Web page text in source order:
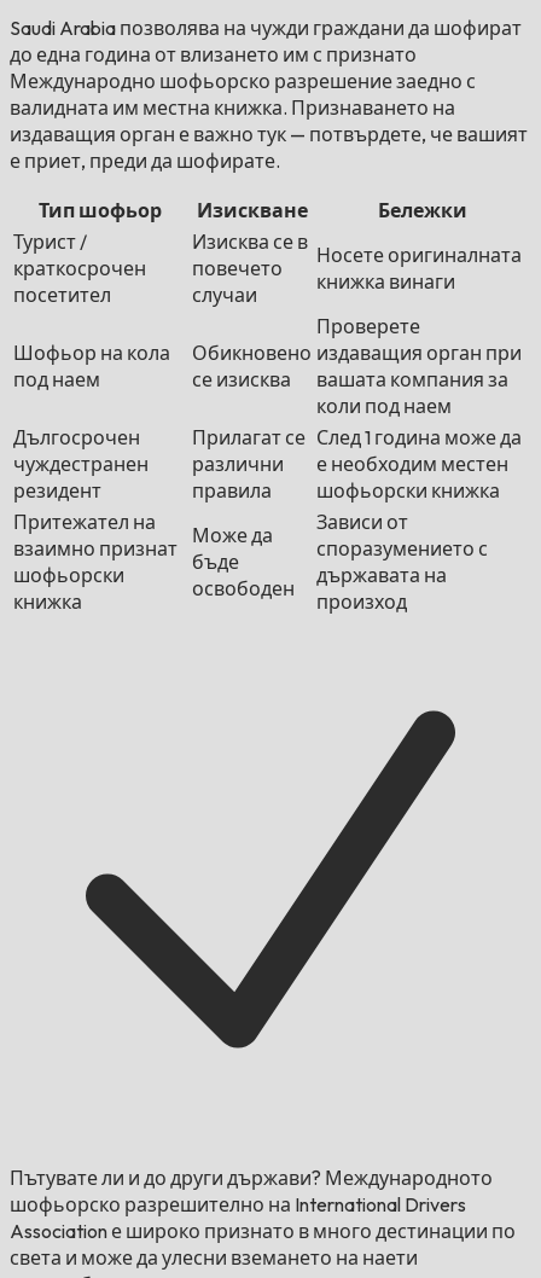
Saudi Arabia позволява на чужди граждани да шофират
до една година от влизането им с признато
Международно шофьорско разрешение заедно с
валидната им местна книжка. Признаването на
издаващия орган е важно тук — потвърдете, че вашият
е приет, преди да шофирате.
Тип шофьор Изискване
Бележки
Турист /
краткосрочен
посетител
Изисква се в
повечето
случаи
Носете оригиналната
книжка винаги
Шофьор на кола
под наем
Обикновено
се изисква
Проверете
издаващия орган при
вашата компания за
коли под наем
Дългосрочен
чуждестранен
резидент
Прилагат се
различни
правила
След 1 година може да
е необходим местен
шофьорски книжка
Притежател на
взаимно признат
шофьорски
книжка
Може да
бъде
освободен
Зависи от
споразумението с
държавата на
произход
Пътувате ли и до други държави? Международното
шофьорско разрешително на International Drivers
Association е широко признато в много дестинации по
света и може да улесни вземането на наети